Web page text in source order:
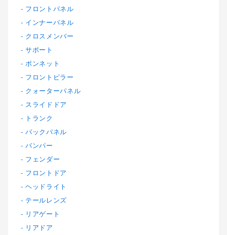
フロントパネル
インナーパネル
クロスメンバー
サポート
ボンネット
フロントピラー
クォーターパネル
スライドドア
トランク
バックパネル
バンパー
フェンダー
フロントドア
ヘッドライト
テールレンズ
リアゲート
リアドア